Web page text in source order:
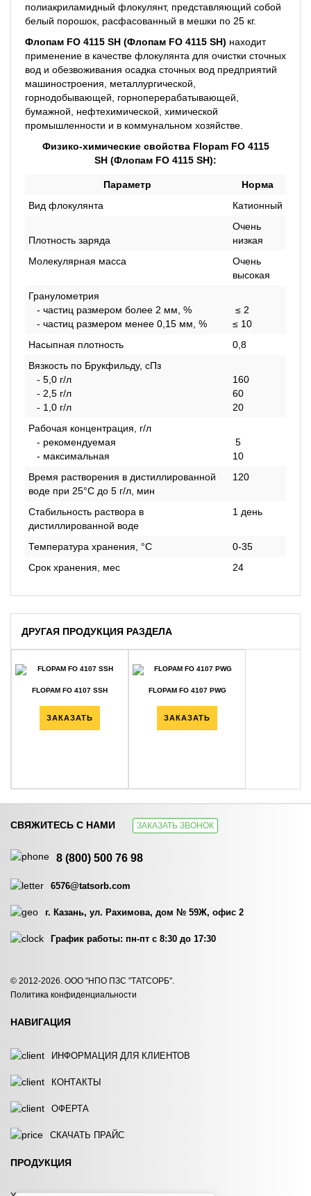
полиакриламидный флокулянт, представляющий собой
белый порошок, расфасованный в мешки по 25 кг.
Флопам FO 4115 SH (Флопам FO 4115 SH) находит
применение в качестве флокулянта для очистки сточных
вод и обезвоживания осадка сточных вод предприятий
машиностроения, металлургической,
горнодобывающей, горноперерабатывающей,
бумажной, нефтехимической, химической
промышленности и в коммунальном хозяйстве.
Физико-химические свойства Flopam FO 4115
SH (Флопам FO 4115 SH):
Параметр
Норма
Вид флокулянта
Катионный
Плотность заряда
Очень
низкая
Молекулярная масса
Очень
высокая
Гранулометрия
- частиц размером более 2 мм, %
- частиц размером менее 0,15 мм, %
≤ 2
≤ 10
Насыпная плотность
0,8
Вязкость по Брукфильду, сПз
- 5,0 г/л
- 2,5 г/л
- 1,0 г/л
160
60
20
Рабочая концентрация, г/л
- рекомендуемая
- максимальная
5
10
Время растворения в дистиллированной
воде при 25°С до 5 г/л, мин
120
Стабильность раствора в
дистиллированной воде
1 день
Температура хранения, °С
0-35
Срок хранения, мес
24
ДРУГАЯ ПРОДУКЦИЯ РАЗДЕЛА
FLOPAM FO 4107 SSH
ЗАКАЗАТЬ
FLOPAM FO 4107 PWG
ЗАКАЗАТЬ
FLOPAM FO 4115 PWG
ЗАКАЗАТЬ
FLOPAM FO 4140 SH
ЗАКАЗАТЬ
FLOPAM FO 4190 PWG
ЗАКАЗАТЬ
СВЯЖИТЕСЬ С НАМИ ЗАКАЗАТЬ ЗВОНОК
8 (800) 500 76 98
6576@tatsorb.com
г. Казань, ул. Рахимова, дом № 59Ж, офис 2
График работы: пн-пт с 8:30 до 17:30
© 2012-2026. ООО "НПО ПЗС "ТАТСОРБ".
Политика конфиденциальности
НАВИГАЦИЯ
ИНФОРМАЦИЯ ДЛЯ КЛИЕНТОВ
КОНТАКТЫ
ОФЕРТА
СКАЧАТЬ ПРАЙС
ПРОДУКЦИЯ